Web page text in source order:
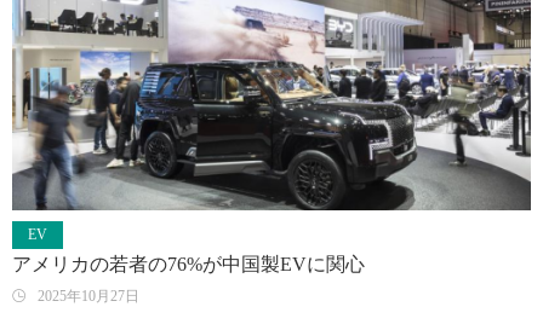
EV
アメリカの若者の76%が中国製EVに関心
2025年10月27日